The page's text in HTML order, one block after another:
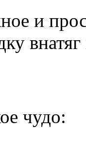
и
чудо: